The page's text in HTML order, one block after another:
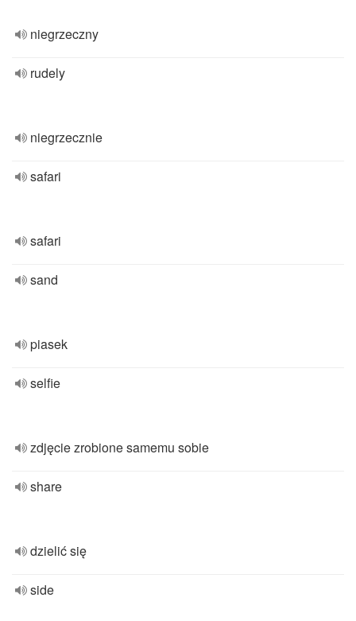
niegrzeczny
rudely
niegrzecznie
safari
safari
sand
piasek
selfie
zdjęcie zrobione samemu sobie
share
dzielić się
side